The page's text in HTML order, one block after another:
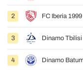
2 FC Iberia 1999
3 Dinamo Tbilisi
4 Dinamo